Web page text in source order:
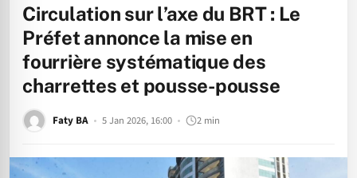
Circulation sur l’axe du BRT : Le
Préfet annonce la mise en
fourrière systématique des
charrettes et pousse-pousse
Faty BA 5 Jan 2026, 16:00 2 min